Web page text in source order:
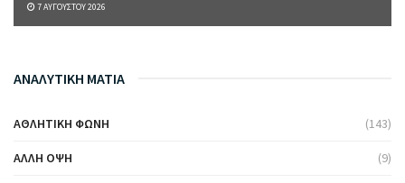
7 ΑΥΓΟΎΣΤΟΥ 2026
ΑΝΑΛΥΤΙΚΗ ΜΑΤΙΑ
ΑΘΛΗΤΙΚΉ ΦΩΝΉ (143)
ΆΛΛΗ ΌΨΗ (9)